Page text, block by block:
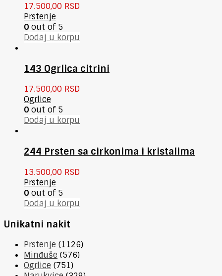
17.500,00 RSD
Prstenje
0 out of 5
Dodaj u korpu
143 Ogrlica citrini
17.500,00 RSD
Ogrlice
0 out of 5
Dodaj u korpu
244 Prsten sa cirkonima i kristalima
13.500,00 RSD
Prstenje
0 out of 5
Dodaj u korpu
Unikatni nakit
Prstenje (1126)
Minđuše (576)
Ogrlice (751)